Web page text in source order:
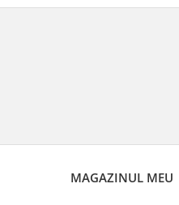
MAGAZINUL MEU